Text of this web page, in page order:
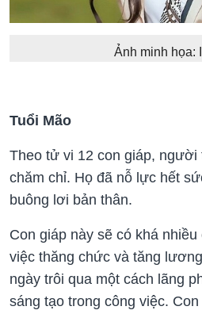
Ảnh minh họa:
Tuổi Mão
Theo tử vi 12 con giáp, người
chăm chỉ. Họ đã nỗ lực hết
buông lơi bản thân.
Con giáp này sẽ có khá
việc thăng chức và tăng
ngày trôi qua một cách lãng
sáng tạo trong công việc.